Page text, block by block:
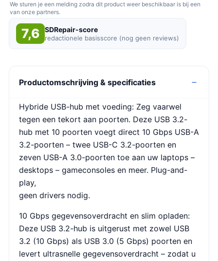
We sturen je een melding zodra dit product weer beschikbaar is bij een
van onze partners.
7,6 SDRepair-score
redactionele basisscore (nog geen reviews)
Productomschrijving & specificaties
Hybride USB-hub met voeding: Zeg vaarwel
tegen een tekort aan poorten. Deze USB 3.2-
hub met 10 poorten voegt direct 10 Gbps USB-A
3.2-poorten – twee USB-C 3.2-poorten en
zeven USB-A 3.0-poorten toe aan uw laptops –
desktops – gameconsoles en meer. Plug-and-
play,
geen drivers nodig.
10 Gbps gegevensoverdracht en slim opladen:
Deze USB 3.2-hub is uitgerust met zowel USB
3.2 (10 Gbps) als USB 3.0 (5 Gbps) poorten en
levert ultrasnelle gegevensoverdracht – zodat u